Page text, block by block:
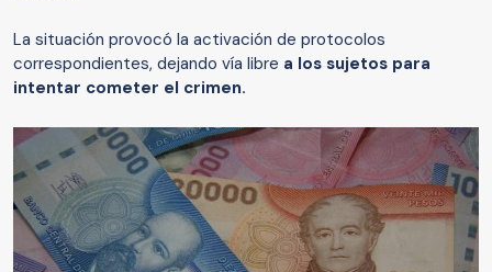
La situación provocó la activación de protocolos
correspondientes, dejando vía libre a los sujetos para
intentar cometer el crimen.